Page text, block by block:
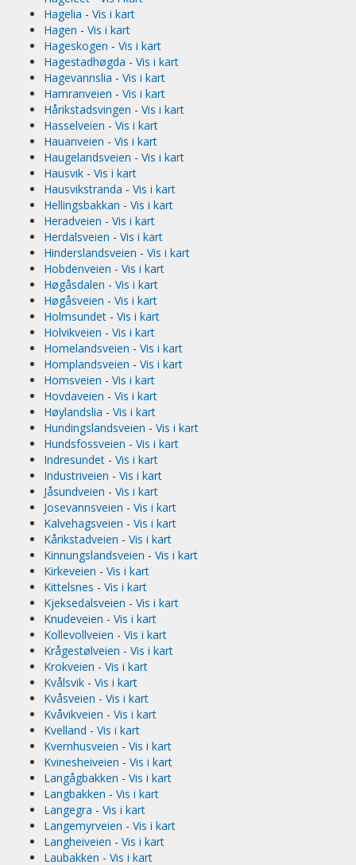
Hagelia - Vis i kart
Hagen - Vis i kart
Hageskogen - Vis i kart
Hagestadhøgda - Vis i kart
Hagevannslia - Vis i kart
Hamranveien - Vis i kart
Hårikstadsvingen - Vis i kart
Hasselveien - Vis i kart
Hauanveien - Vis i kart
Haugelandsveien - Vis i kart
Hausvik - Vis i kart
Hausvikstranda - Vis i kart
Hellingsbakkan - Vis i kart
Heradveien - Vis i kart
Herdalsveien - Vis i kart
Hinderslandsveien - Vis i kart
Hobdenveien - Vis i kart
Høgåsdalen - Vis i kart
Høgåsveien - Vis i kart
Holmsundet - Vis i kart
Holvikveien - Vis i kart
Homelandsveien - Vis i kart
Homplandsveien - Vis i kart
Homsveien - Vis i kart
Hovdaveien - Vis i kart
Høylandslia - Vis i kart
Hundingslandsveien - Vis i kart
Hundsfossveien - Vis i kart
Indresundet - Vis i kart
Industriveien - Vis i kart
Jåsundveien - Vis i kart
Josevannsveien - Vis i kart
Kalvehagsveien - Vis i kart
Kårikstadveien - Vis i kart
Kinnungslandsveien - Vis i kart
Kirkeveien - Vis i kart
Kittelsnes - Vis i kart
Kjeksedalsveien - Vis i kart
Knudeveien - Vis i kart
Kollevollveien - Vis i kart
Krågestølveien - Vis i kart
Krokveien - Vis i kart
Kvålsvik - Vis i kart
Kvåsveien - Vis i kart
Kvåvikveien - Vis i kart
Kvelland - Vis i kart
Kvernhusveien - Vis i kart
Kvinesheiveien - Vis i kart
Langågbakken - Vis i kart
Langbakken - Vis i kart
Langegra - Vis i kart
Langemyrveien - Vis i kart
Langheiveien - Vis i kart
Laubakken - Vis i kart